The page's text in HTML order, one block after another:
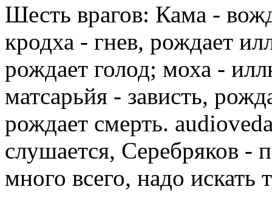
Шесть врагов: Кама -
кродха - гнев, рождает
рождает голод; моха -
матсарьйя - зависть,
рождает смерть.
слушается, Серебряков -
много всего, надо искать